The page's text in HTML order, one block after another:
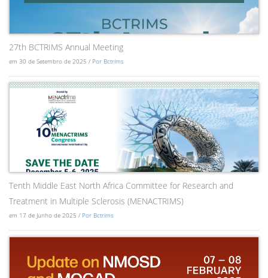
27th BCTRIMS Annual Meeting
em 30 de Setembro de 2025 / Por Bctrims
Tenth Middle East North Africa Committee for Research and
Treatment in Multiple Sclerosis (MENACTRIMS)
em 17 de Junho de 2025 / Por Bctrims